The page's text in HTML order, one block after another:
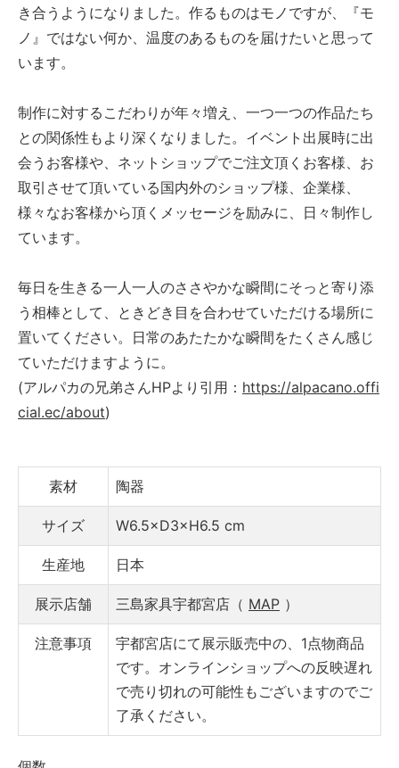
き合うようになりました。作るものはモノですが、『モ
ノ』ではない何か、温度のあるものを届けたいと思って
います。
制作に対するこだわりが年々増え、一つ一つの作品たち
との関係性もより深くなりました。イベント出展時に出
会うお客様や、ネットショップでご注文頂くお客様、お
取引させて頂いている国内外のショップ様、企業様、
様々なお客様から頂くメッセージを励みに、日々制作し
ています。
毎日を生きる一人一人のささやかな瞬間にそっと寄り添
う相棒として、ときどき目を合わせていただける場所に
置いてください。日常のあたたかな瞬間をたくさん感じ
ていただけますように。
(アルパカの兄弟さんHPより引用： https://alpacano.offi
cial.ec/about)
素材 陶器
サイズ W6.5×D3×H6.5 cm
生産地 日本
展示店舗 三島家具宇都宮店（ MAP ）
注意事項
宇都宮店にて展示販売中の、1点物商品
です。オンラインショップへの反映遅れ
で売り切れの可能性もございますのでご
了承ください。